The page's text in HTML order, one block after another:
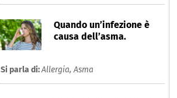
Quando un’infezione è
causa dell’asma.
Si parla di:Allergia,Asma